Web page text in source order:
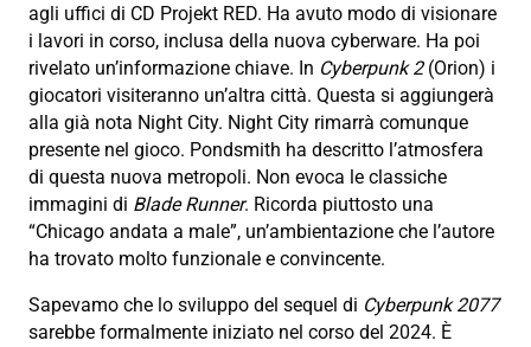
agli uffici di CD Projekt RED. Ha avuto modo di visionare
i lavori in corso, inclusa della nuova cyberware. Ha poi
rivelato un’informazione chiave. In Cyberpunk 2(Orion) i
giocatori visiteranno un’altra città. Questa si aggiungerà
alla già nota Night City. Night City rimarrà comunque
presente nel gioco. Pondsmith ha descritto l’atmosfera
di questa nuova metropoli. Non evoca le classiche
immagini di Blade Runner. Ricorda piuttosto una
“Chicago andata a male”, un’ambientazione che l’autore
ha trovato molto funzionale e convincente.
Sapevamo che lo sviluppo del sequel di Cyberpunk 2077
sarebbe formalmente iniziato nel corso del 2024. È